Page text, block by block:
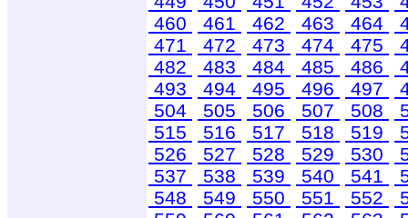
460
461 462 463 464
471
472 473 474 475
482
483 484 485 486
493
494 495 496 497
504
505 506 507 508
515
516 517 518 519
526
527 528 529 530
537
538 539 540 541
548
549 550 551 552